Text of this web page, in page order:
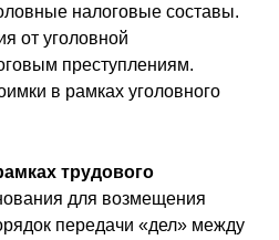
налоговые составы.
от уголовной
преступлениям.
в рамках уголовного
трудового
для возмещения
передачи «дел» между